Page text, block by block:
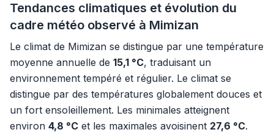
Tendances climatiques et évolution du
cadre météo observé à Mimizan
Le climat de Mimizan se distingue par une température
moyenne annuelle de 15,1 °C, traduisant un
environnement tempéré et régulier. Le climat se
distingue par des températures globalement douces et
un fort ensoleillement. Les minimales atteignent
environ 4,8 °C et les maximales avoisinent 27,6 °C.